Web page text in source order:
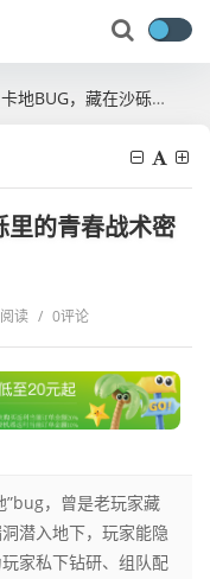
，藏在沙砾里的青春战术密码
里的青春战术密
读 / 0评论
”bug，曾是老玩家藏
潜入地下，玩家能隐
家私下钻研、组队配